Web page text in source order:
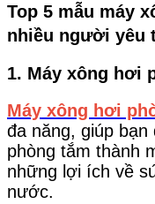
Top 5 mẫu máy
nhiều người yêu
1. Máy xông hơi
Máy xông hơi
đa năng, giúp bạn
phòng tắm thành
những lợi ích về
nước.